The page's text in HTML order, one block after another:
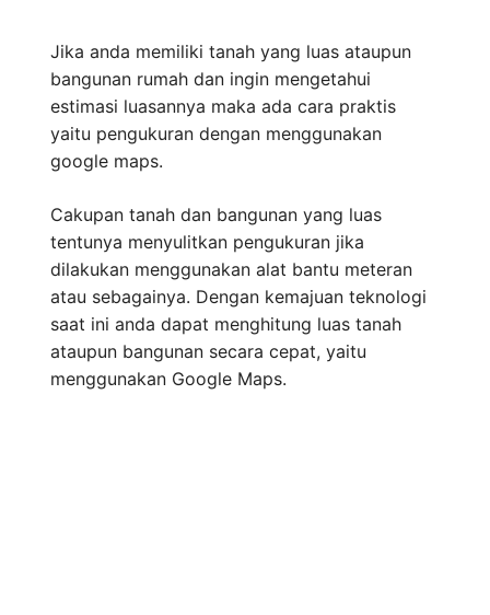
Jika anda memiliki tanah yang luas ataupun
bangunan rumah dan ingin mengetahui
estimasi luasannya maka ada cara praktis
yaitu pengukuran dengan menggunakan
google maps.
Cakupan tanah dan bangunan yang luas
tentunya menyulitkan pengukuran jika
dilakukan menggunakan alat bantu meteran
atau sebagainya. Dengan kemajuan teknologi
saat ini anda dapat menghitung luas tanah
ataupun bangunan secara cepat, yaitu
menggunakan Google Maps.